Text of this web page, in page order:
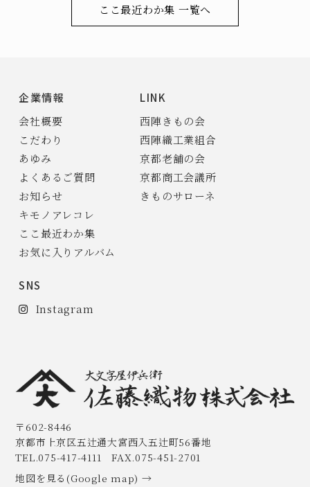
ここ最近わか集 一覧へ
企業情報
会社概要
こだわり
あゆみ
よくあるご質問
お知らせ
キモノアレコレ
ここ最近わか集
お気に入りアルバム
SNS
Instagram
LINK
西陣きもの会
西陣織工業組合
京都老舗の会
京都商工会議所
きものサローネ
〒602-8446
京都市上京区五辻通大宮西入五辻町56番地
TEL.075-417-4111 FAX.075-451-2701
地図を見る(Google map) →